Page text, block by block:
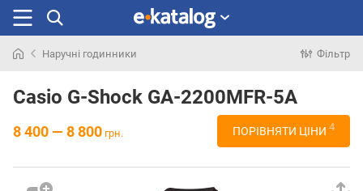
раніше
Наручні годинники Фільтр
Casio G-Shock GA-2200MFR-5A
8 400 — 8 800 грн. ПОРІВНЯТИ ЦІНИ 4